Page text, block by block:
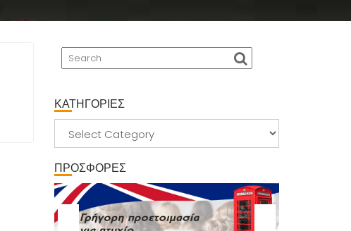
ΚΑΤΗΓΟΡΙΕΣ
ΚΑΤΗΓΟΡΙΕΣ
ΠΡΟΣΦΟΡΕΣ